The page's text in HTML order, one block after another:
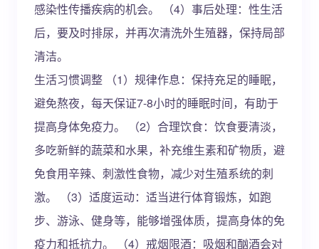
感染性传播疾病的机会。 （4）事后处理：性生活
后，要及时排尿，并再次清洗外生殖器，保持局部
清洁。
生活习惯调整 （1）规律作息：保持充足的睡眠，
避免熬夜，每天保证7-8小时的睡眠时间，有助于
提高身体免疫力。 （2）合理饮食：饮食要清淡，
多吃新鲜的蔬菜和水果，补充维生素和矿物质，避
免食用辛辣、刺激性食物，减少对生殖系统的刺
激。 （3）适度运动：适当进行体育锻炼，如跑
步、游泳、健身等，能够增强体质，提高身体的免
疫力和抵抗力。 （4）戒烟限酒：吸烟和酗酒会对